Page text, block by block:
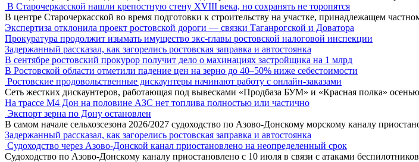
В Старочеркасской нашли крепостную стену XVIII века, но сохранять не торопятся
В центре Старочеркасской во время подготовки к строительству на участке, принадлежащем
Экспертиза отклонила проект ростовской дороги — связки Таганрогской и Доватора
Прокуратура продолжит изымать имущество экс-главы ростовской налоговой инспекции
Задержанный рассказал, как загорелись ростовская заправка и автостоянка
В сентябре ростовский прокурор получит дело о махинациях застройщика на 1 млрд
В Ростовской области отметили падение цен на зерно до 40–50% ниже себестоимости
Ростовские продовольственные дискаунтеры начинают работу с онлайн-заказами
Сеть жестких дискаунтеров, работающая под вывесками «Продбаза БУМ» и «Красная полка»
На трассе М4 Дон на половине АЗС нет топлива полностью или частично
Экспорт зерна по Дону остановлен
В самом начале сельхозсезона 2026/2027 судоходство по Азово-Донскому морскому каналу
Задержанный рассказал, как загорелись ростовская заправка и автостоянка
Судоходство через Азово-Донской канал приостановлено на неопределенный срок
Судоходство по Азово-Донскому каналу приостановлено с 10 июля в связи с атаками беспилотников